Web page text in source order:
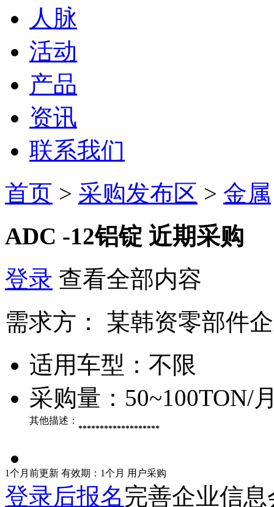
人脉
活动
产品
资讯
联系我们
首页 > 采购发布区 > 金属
ADC -12铝锭 近期采购
登录 查看全部内容
需求方：
某韩资零部件
适用车型： 不限
采购量： 50~100TON/
其他描述：
*******************
1个月前更新 有效期：1个月 用户采购
登录后报名完善企业信